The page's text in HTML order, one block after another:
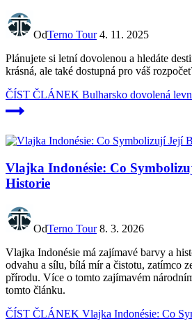
OdTerno Tour 4. 11. 2025
Plánujete si letní dovolenou a hledáte
krásná, ale také dostupná pro váš
ČÍST ČLÁNEK Bulharsko dovolená
Vlajka Indonésie: Co
Historie
OdTerno Tour 8. 3. 2026
Vlajka Indonésie má zajímavé barvy a
odvahu a sílu, bílá mír a čistotu, zatímco
přírodu. Více o tomto zajímavém
tomto článku.
ČÍST ČLÁNEK Vlajka Indonésie: Co